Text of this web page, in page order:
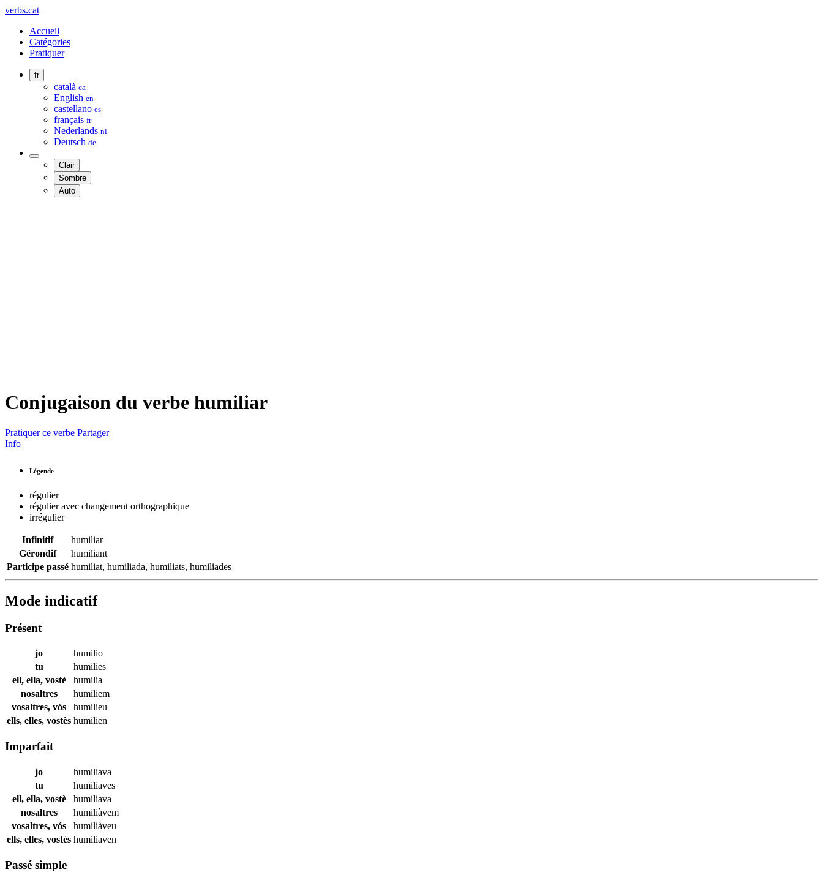
verbs.cat
Accueil
Catégories
Pratiquer
fr
català ca
English en
castellano es
français fr
Nederlands nl
Deutsch de
Clair
Sombre
Auto
Conjugaison du verbe humiliar
Pratiquer ce verbe Partager
Info
Légende
régulier
régulier avec changement orthographique
irrégulier
Infinitif
humiliar
Gérondif
humiliant
Participe passé humiliat, humiliada, humiliats, humiliades
Mode indicatif
Présent
jo
humilio
tu
humilies
ell, ella, vostè
humilia
nosaltres
humiliem
vosaltres, vós
humilieu
ells, elles, vostès humilien
Imparfait
jo
humiliava
tu
humiliaves
ell, ella, vostè
humiliava
nosaltres
humiliàvem
vosaltres, vós
humiliàveu
ells, elles, vostès humiliaven
Passé simple